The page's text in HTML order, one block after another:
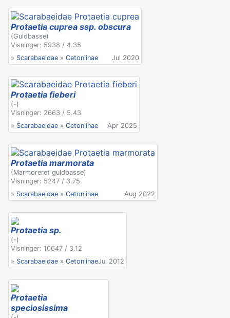
Protaetia cuprea ssp. obscura
(Guldbasse)
Visninger: 5938 / 4.35
» Scarabaeidae » Cetoniinae Jul 2020
Protaetia fieberi
(-)
Visninger: 2663 / 5.43
» Scarabaeidae » Cetoniinae Apr 2025
Protaetia marmorata
(Marmoreret guldbasse)
Visninger: 5247 / 3.75
» Scarabaeidae » Cetoniinae Aug 2022
Protaetia sp.
(-)
Visninger: 10647 / 3.12
» Scarabaeidae » CetoniinaeJul 2012
Protaetia
speciosissima